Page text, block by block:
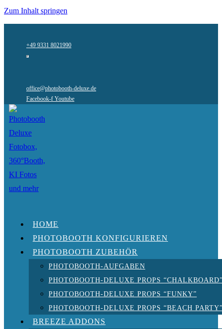
Zum Inhalt springen
+49 9331 8021990
office@photobooth-deluxe.de
Facebook-f Youtube
HOME
PHOTOBOOTH KONFIGURIEREN
PHOTOBOOTH ZUBEHÖR
PHOTOBOOTH-AUFGABEN
PHOTOBOOTH-DELUXE PROPS
PHOTOBOOTH-DELUXE PROPS “FUNKY”
PHOTOBOOTH-DELUXE PROPS “BEACH
BREEZE ADDONS